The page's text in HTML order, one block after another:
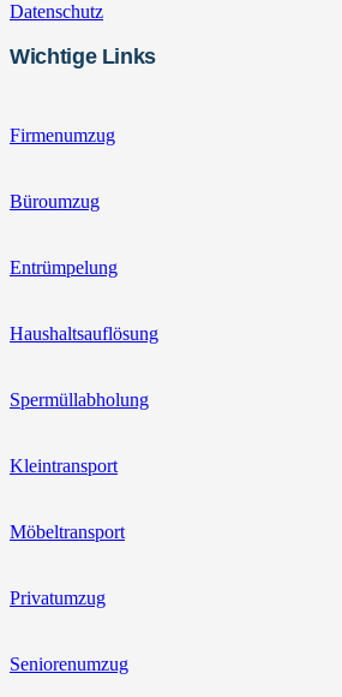
Datenschutz
Wichtige Links
Firmenumzug
Büroumzug
Entrümpelung
Haushaltsauflösung
Spermüllabholung
Kleintransport
Möbeltransport
Privatumzug
Seniorenumzug